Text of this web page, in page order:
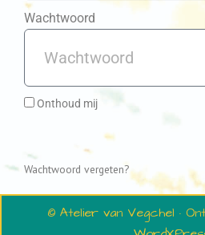
Wachtwoord
Onthoud mij
Wachtwoord vergeten?
© Atelier van Vegchel ·